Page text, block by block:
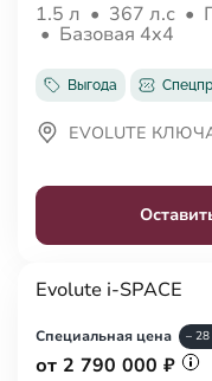
1.5 л • 367 л.с •
• Базовая 4x4
Выгода
EVOLUTE
Evolute i-SPACE
Специальная цена –
от 2 790 000 ₽